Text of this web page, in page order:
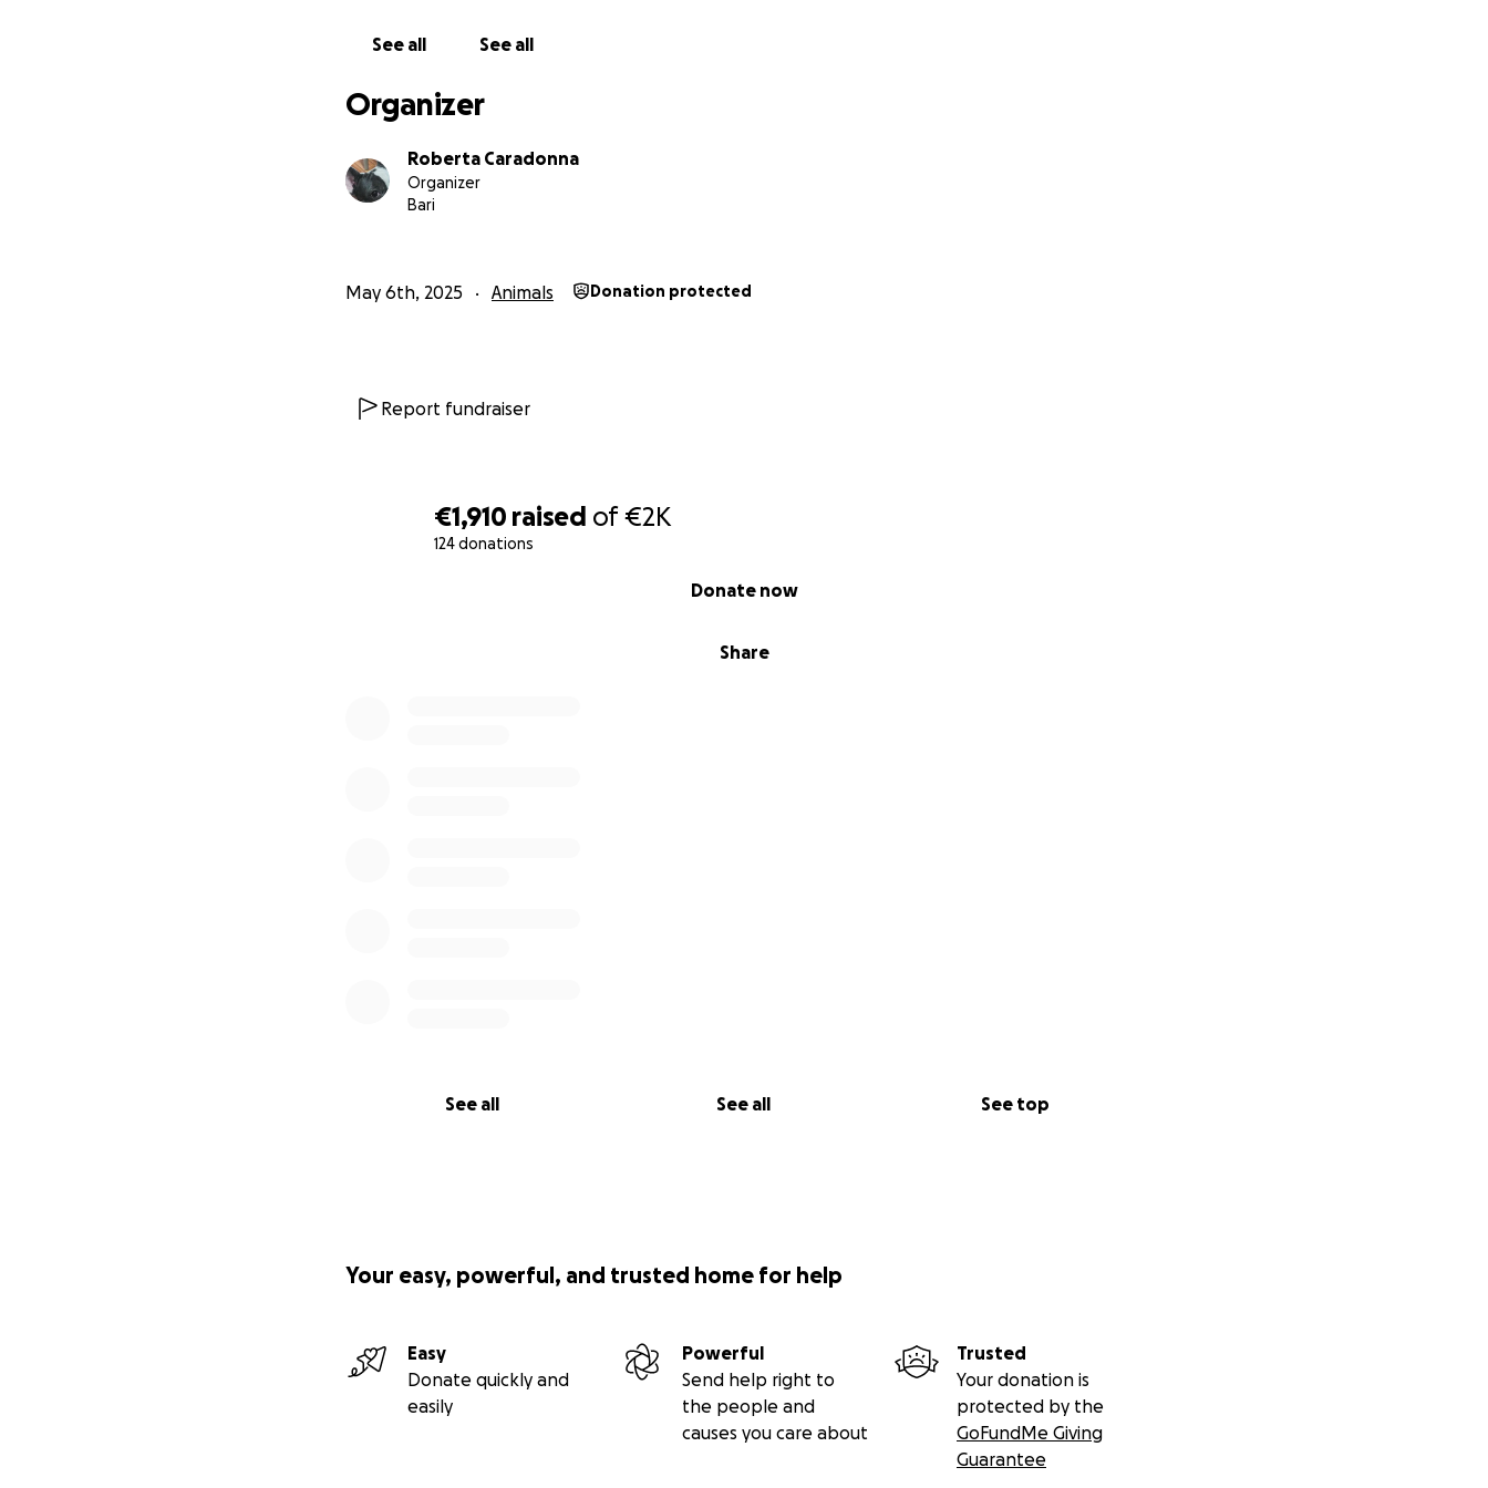
€1,910 raised of€2K
124 donations
Share
Donate now
See all See all See top
See all See all
Organizer
Roberta Caradonna
Organizer
Bari
May 6th, 2025 Animals Donation protected
Report fundraiser
Your easy, powerful, and trusted home for help
Easy
Donate quickly and
easily
Powerful
Send help right to
the people and
causes you care about
Trusted
Your donation is
protected by the
GoFundMe Giving
Guarantee